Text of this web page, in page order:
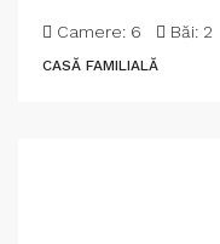
Camere: 6 Băi: 2
CASĂ FAMILIALĂ